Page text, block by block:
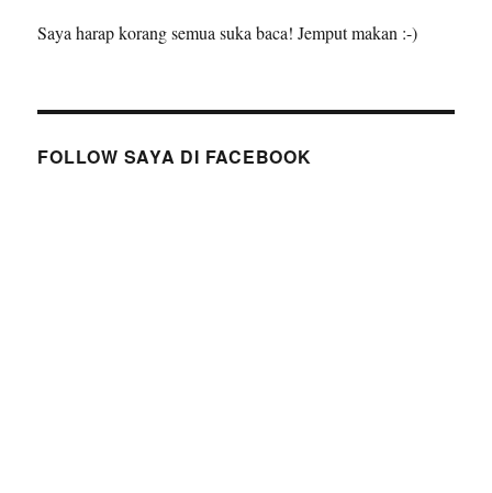
Saya harap korang semua suka baca! Jemput makan :-)
FOLLOW SAYA DI FACEBOOK